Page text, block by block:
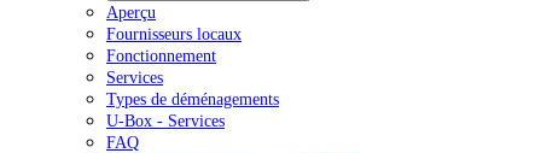
Aperçu
Fournisseurs locaux
Fonctionnement
Services
Types de déménagements
U-Box - Services
FAQ